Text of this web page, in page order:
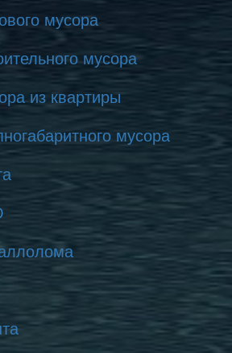
мусора
мусора
из квартиры
мусора